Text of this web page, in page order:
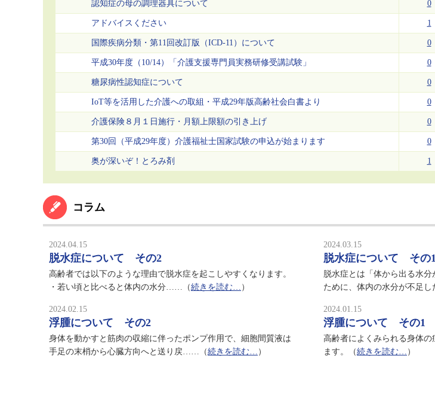
認知症の母の調理器具について 0
アドバイスください 1
国際疾病分類・第11回改訂版（ICD-11）について 0
平成30年度（10/14）「介護支援専門員実務研修受講試験」 0
糖尿病性認知症について 0
IoT等を活用した介護への取組・平成29年版高齢社会白書より 0
介護保険８月１日施行・月額上限額の引き上げ 0
第30回（平成29年度）介護福祉士国家試験の申込が始まります 0
奥が深いぞ！とろみ剤 1
コラム
2024.04.15
脱水症について その2
高齢者では以下のような理由で脱水症を起こしやすくなります。
・若い頃と比べると体内の水分……（続きを読む… ）
2024.03.15
脱水症について その1
脱水症とは「体から出る水
ために、体内の水分が不足
2024.02.15
浮腫について その2
身体を動かすと筋肉の収縮に伴ったポンプ作用で、細胞間質液は
手足の末梢から心臓方向へと送り戻……（続きを読む… ）
2024.01.15
浮腫について その1
高齢者によくみられる身体
ます。（続きを読む… ）